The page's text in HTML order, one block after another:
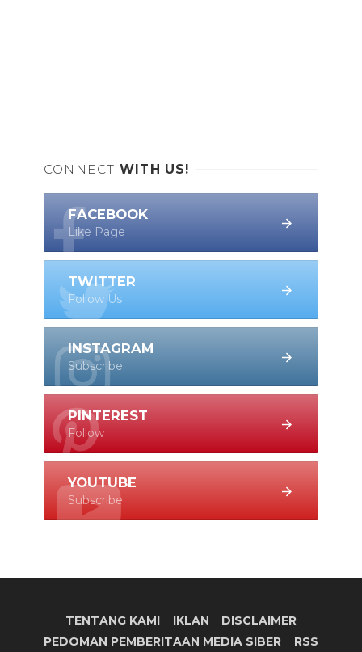
CONNECT WITH US!
FACEBOOK
Like Page
TWITTER
Follow Us
INSTAGRAM
Subscribe
PINTEREST
Follow
YOUTUBE
Subscribe
TENTANG KAMI IKLAN
DISCLAIMER
PEDOMAN PEMBERITAAN MEDIA SIBER
RSS